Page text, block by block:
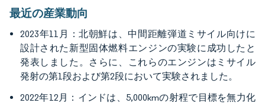
最近の産業動向
2023年11月：北朝鮮は、中間距離弾道ミサイル向けに
設計された新型固体燃料エンジンの実験に成功したと
発表しました。さらに、これらのエンジンはミサイル
発射の第1段および第2段において実験されました。
2022年12月：インドは、5,000kmの射程で目標を無力化